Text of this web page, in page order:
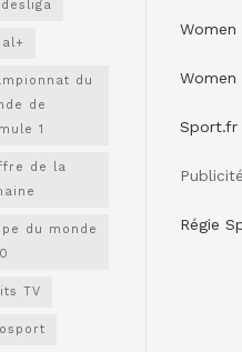
du
de
1
de la
du monde
TV
Women
Women
Sport.fr
Régie